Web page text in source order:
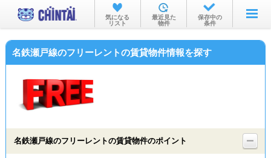
お部屋を探す
沿線・駅から
物件特集から
気になる
リスト
最近見た
物件
保存中の
条件
名鉄瀬戸線のフリーレントの賃貸物件情報を探す
名鉄瀬戸線のフリーレントの賃貸物件のポイント